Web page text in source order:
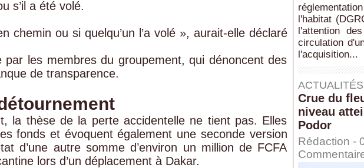
s’il a été volé.
chemin ou si quelqu’un l’a volé », aurait-elle déclaré
les membres du groupement, qui dénoncent des
de transparence.
la thèse de la perte accidentelle ne tient pas. Elles
fonds et évoquent également une seconde version
d’une autre somme d’environ un million de FCFA
lors d’un déplacement à Dakar.
l'habitat
l'attention
circulation
l'acquisition...
ACTUALITÉS
Crue du
niveau
Podor
Rédaction -